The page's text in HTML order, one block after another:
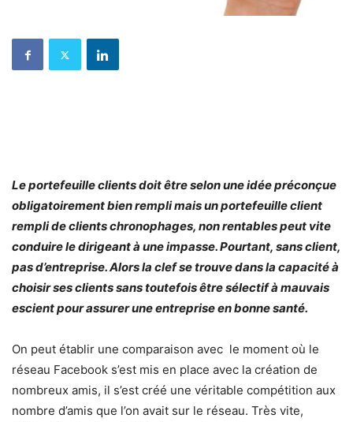
Le portefeuille clients doit être selon une idée préconçue
obligatoirement bien rempli mais un portefeuille client
rempli de clients chronophages, non rentables peut vite
conduire le dirigeant à une impasse. Pourtant, sans client,
pas d’entreprise. Alors la clef se trouve dans la capacité à
choisir ses clients sans toutefois être sélectif à mauvais
escient pour assurer une entreprise en bonne santé.
On peut établir une comparaison avec le moment où le
réseau Facebook s’est mis en place avec la création de
nombreux amis, il s’est créé une véritable compétition aux
nombre d’amis que l’on avait sur le réseau. Très vite,